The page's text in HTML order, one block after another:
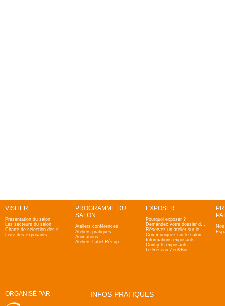
VISITER
Présentation du salon
Les secteurs du salon
Charte de sélection des salons Zen & Bio
Liste des exposants
PROGRAMME DU
SALON
Ateliers conférences
Ateliers pratiques
Animations
Ateliers Label Récup
EXPOSER
Pourquoi exposer ?
Demandez votre dossier d'admission
Réservez un atelier sur le salon
Communiquez sur le salon
Informations exposants
Contacts exposants
Le Réseau Zen&Bio
ORGANISÉ PAR
INFOS PRATIQUES